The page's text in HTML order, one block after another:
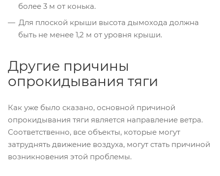
более 3 м от конька.
Для плоской крыши высота дымохода должна
быть не менее 1,2 м от уровня крыши.
Другие причины
опрокидывания тяги
Как уже было сказано, основной причиной
опрокидывания тяги является направление ветра.
Соответственно, все объекты, которые могут
затруднять движение воздуха, могут стать причиной
возникновения этой проблемы.